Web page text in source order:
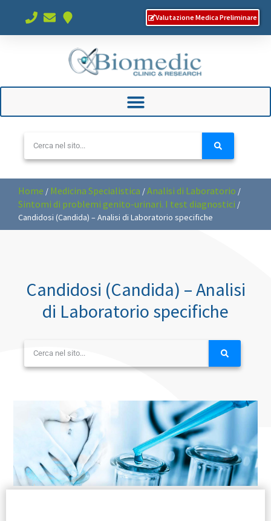
Valutazione Medica Preliminare
Home / Medicina Specialistica /Analisi di Laboratorio /
Sintomi di problemi genito-urinari. I test diagnostici /
Candidosi (Candida) – Analisi di Laboratorio specifiche
Candidosi (Candida) – Analisi
di Laboratorio specifiche